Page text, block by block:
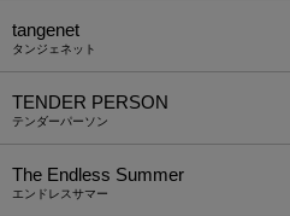
tangenet
タンジェネット
TENDER PERSON
テンダーパーソン
The Endless Summer
エンドレスサマー